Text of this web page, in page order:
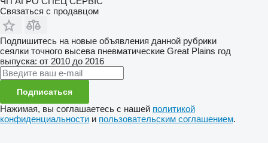
Связаться с продавцом
Подпишитесь на новые объявления данной рубрики
сеялки точного высева пневматические Great Plains год
выпуска: от 2010 до 2016
Подписаться
Нажимая, вы соглашаетесь с нашей политикой
конфиденциальности и пользовательским соглашением.